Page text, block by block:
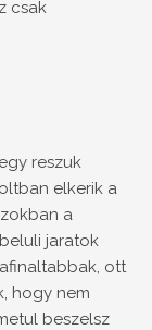
csak
reszuk
elkerik a
a
jaratok
ott
hogy nem
beszelsz